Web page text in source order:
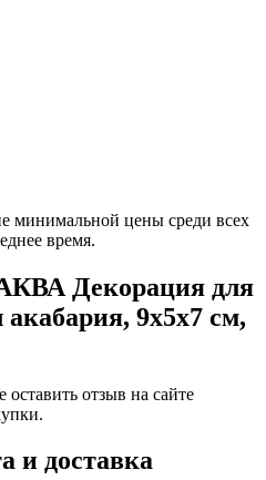
минимальной цены среди всех
время.
Декорация для
9x5x7 см,
отзыв на сайте
и доставка